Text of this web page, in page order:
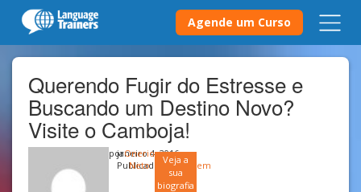
Agende um Curso
Querendo Fugir do Estresse e
Buscando um Destino Novo?
Visite o Camboja!
porOnerio
Neto
Veja a
sua
biografia
janeiro 4, 2016
Publicado emViagem